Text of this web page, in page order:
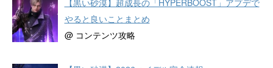
やると良いことまとめ
@ コンテンツ攻略